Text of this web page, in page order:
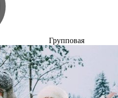
Групповая